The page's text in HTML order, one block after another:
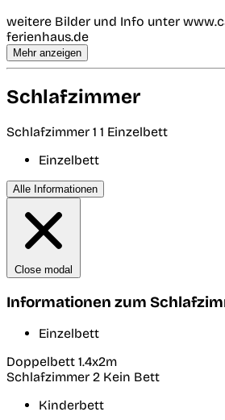
weitere Bilder und Info unter
ferienhaus.de
Mehr anzeigen
Schlafzimmer
Schlafzimmer 1 1 Einzelbett
Einzelbett
Alle Informationen
Close modal
Informationen zum
Einzelbett
Doppelbett 1.4x2m
Schlafzimmer 2 Kein Bett
Kinderbett